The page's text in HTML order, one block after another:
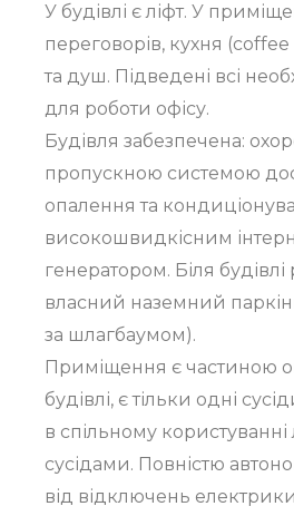
У будівлі є ліфт. У
переговорів, кухня
та душ. Підведені всі
для роботи офісу.
Будівля забезпечена:
пропускною системою
опалення та
високошвидкісним
генератором. Біля
власний наземний
за шлагбаумом).
Приміщення є частиною
будівлі, є тільки одні
в спільному
сусідами. Повністю
від відключень